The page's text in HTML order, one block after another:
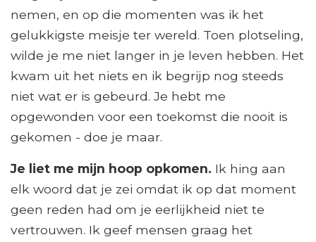
nemen, en op die momenten was ik het
gelukkigste meisje ter wereld. Toen plotseling,
wilde je me niet langer in je leven hebben. Het
kwam uit het niets en ik begrijp nog steeds
niet wat er is gebeurd. Je hebt me
opgewonden voor een toekomst die nooit is
gekomen - doe je maar.
Je liet me mijn hoop opkomen. Ik hing aan
elk woord dat je zei omdat ik op dat moment
geen reden had om je eerlijkheid niet te
vertrouwen. Ik geef mensen graag het